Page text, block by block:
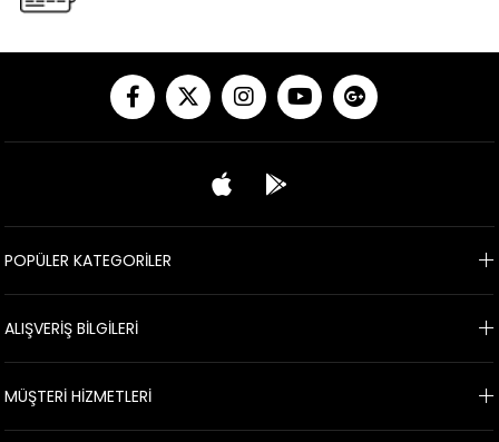
POPÜLER KATEGORİLER
ALIŞVERİŞ BİLGİLERİ
MÜŞTERİ HİZMETLERİ